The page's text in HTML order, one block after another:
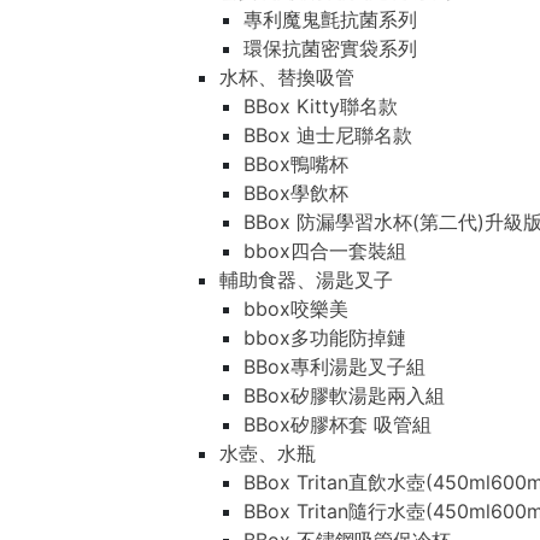
專利魔鬼氈抗菌系列
環保抗菌密實袋系列
水杯、替換吸管
BBox Kitty聯名款
BBox 迪士尼聯名款
BBox鴨嘴杯
BBox學飲杯
BBox 防漏學習水杯(第二代)升級版
bbox四合一套裝組
輔助食器、湯匙叉子
bbox咬樂美
bbox多功能防掉鏈
BBox專利湯匙叉子組
BBox矽膠軟湯匙兩入組
BBox矽膠杯套 吸管組
水壺、水瓶
BBox Tritan直飲水壺
BBox Tritan隨行水壺